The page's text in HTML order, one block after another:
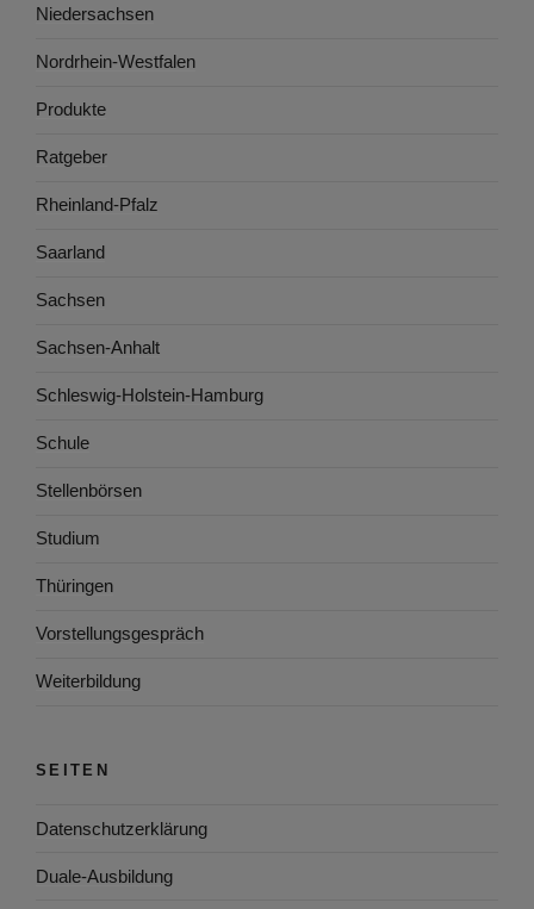
Niedersachsen
Nordrhein-Westfalen
Produkte
Ratgeber
Rheinland-Pfalz
Saarland
Sachsen
Sachsen-Anhalt
Schleswig-Holstein-Hamburg
Schule
Stellenbörsen
Studium
Thüringen
Vorstellungsgespräch
Weiterbildung
SEITEN
Datenschutzerklärung
Duale-Ausbildung